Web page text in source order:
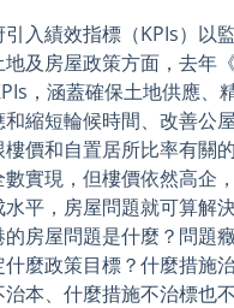
入績效指標（KPIs）以
地及房屋政策方面，去年
，涵蓋確保土地供應、
和縮短輪候時間、改善公
樓價和自置居所比率有關
數實現，但樓價依然高企
水平，房屋問題就可算解
的房屋問題是什麼？問題
什麼政策目標？什麼措施
本、什麼措施不治標也